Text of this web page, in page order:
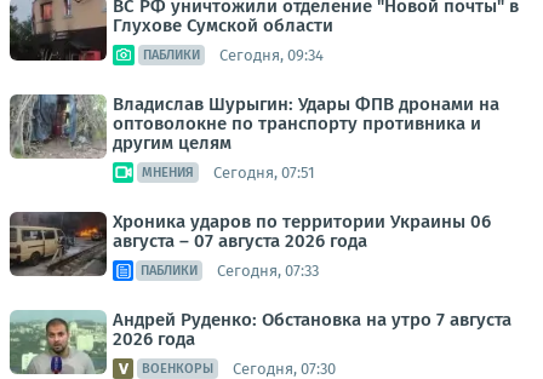
ВС РФ уничтожили отделение "Новой почты" в
Глухове Сумской области
ПАБЛИКИ Сегодня, 09:34
Владислав Шурыгин: Удары ФПВ дронами на
оптоволокне по транспорту противника и
другим целям
МНЕНИЯ Сегодня, 07:51
Хроника ударов по территории Украины 06
августа – 07 августа 2026 года
ПАБЛИКИ Сегодня, 07:33
Андрей Руденко: Обстановка на утро 7 августа
2026 года
ВОЕНКОРЫ Сегодня, 07:30